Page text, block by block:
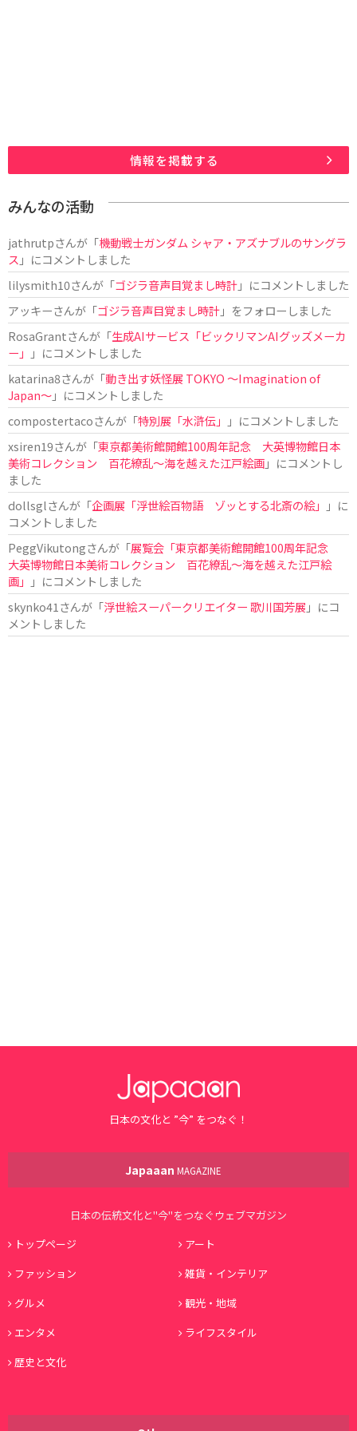
情報を掲載する
みんなの活動
jathrutpさんが「機動戦士ガンダム シャア・アズナブルのサングラ
ス 」にコメントしました
lilysmith10さんが「ゴジラ音声目覚まし時計」にコメントしました
アッキーさんが「ゴジラ音声目覚まし時計」をフォローしました
RosaGrantさんが「生成AIサービス「ビックリマンAIグッズメーカ
ー」
」にコメントしました
katarina8さんが「動き出す妖怪展 TOKYO 〜Imagination of
Japan〜」にコメントしました
compostertacoさんが「特別展「水滸伝」
」にコメントしました
xsiren19さんが「東京都美術館開館100周年記念 大英博物館日本
美術コレクション 百花繚乱～海を越えた江戸絵画」にコメントし
ました
dollsglさんが「企画展「浮世絵百物語 ゾッとする北斎の絵」
」に
コメントしました
PeggVikutongさんが「展覧会「東京都美術館開館100周年記念
大英博物館日本美術コレクション 百花繚乱〜海を越えた江戸絵
画」
」にコメントしました
skynko41 さんが「浮世絵スーパークリエイター 歌川国芳展 」にコ
メントしました
日本の文化と ”今” をつなぐ！
Japaaan MAGAZINE
日本の伝統文化と"今"をつなぐウェブマガジン
トップページ
アート
ファッション
雑貨・インテリア
グルメ
観光・地域
エンタメ
ライフスタイル
歴史と文化